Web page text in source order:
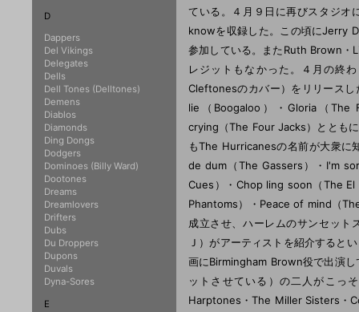
ている。４月９日に再びスタジ
knowを収録した。この頃にJerry
参加している。またRuth Brown・
レジットもなかった。４月の終
Cleftonesのカバー）をリリース
lie（Boogaloo）・Gloria（
crying（The Four Jacks）ととも
もThe Hurricanesの名前が大衆に
de dum（The Gassers）・I'm
Cues）・Chop ling soon（The
Phantoms）・Peace of mind（
成立させ、ハーレムのサンセッ
Ｊ）がアーティストを紹介すると
画にBirmingham Brown役で出演
ットさせている）の二人がこっ
Harptones・The Miller Sisters・
D
Dappers
Del Vikings
Delegates
Dells
Dell Tones (Delltones)
Demens
Diablos
Diamonds
Ding Dongs
Dodgers
Dominoes (Billy Ward)
Dootones
Dreams
Dreamlovers
Drifters
Dubs
Du Droppers
Dupons
Duvals
Dyna-Sores
E